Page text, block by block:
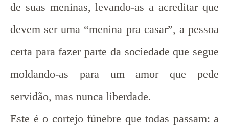
de suas meninas, levando-as a acreditar que
devem ser uma “menina pra casar”, a pessoa
certa para fazer parte da sociedade que segue
moldando-as para um amor que pede
servidão, mas nunca liberdade.
Este é o cortejo fúnebre que todas passam: a